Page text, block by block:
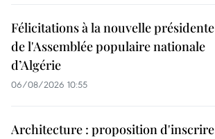
Félicitations à la nouvelle présidente
de l'Assemblée populaire nationale
d’Algérie
06/08/2026 10:55
Architecture : proposition d'inscrire